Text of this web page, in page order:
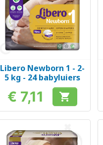
Snel bekijken
Libero Newborn 1 - 2-
5 kg - 24 babyluiers
Prijs
€ 7,11 